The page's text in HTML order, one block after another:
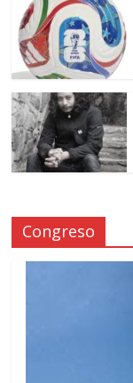
Congreso